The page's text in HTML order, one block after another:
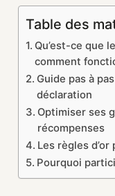
Table des
Qu’est-ce que
comment
Guide pas à
déclaration
Optimiser ses
récompenses
Les règles
Pourquoi